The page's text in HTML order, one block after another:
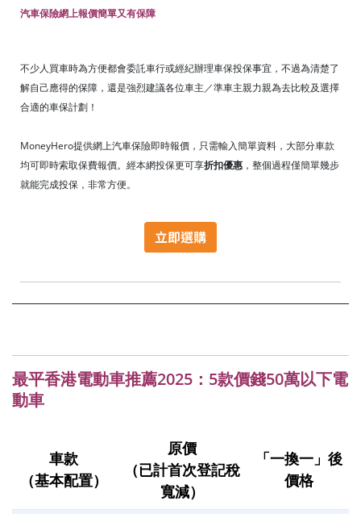
汽車保險網上報價簡單又有保障
不少人買車時為方便都會委託車行或經紀辦理車保投保事宜，不過為清楚了
解自己應得的保障，還是強烈建議各位車主／準車主親力親為去比較及選擇
合適的車保計劃！
MoneyHero提供網上汽車保險即時報價，只需輸入簡單資料，大部分車款
均可即時索取保費報價。經本網投保更可享折扣優惠 ，整個過程僅簡單幾步
就能完成投保， 非常方便。
最平香港電動車推薦2025：5款價錢50萬以下電
動車
車款
（基本配置）
原價
（已計首次登記稅
寬減）
「一換一」後
價格